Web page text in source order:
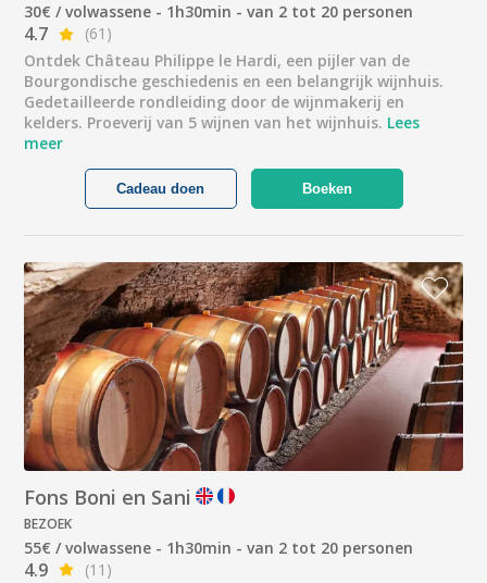
30€ / volwassene - 1h30min - van 2 tot 20 personen
4.7
(61)
Ontdek Château Philippe le Hardi, een pijler van de
Bourgondische geschiedenis en een belangrijk wijnhuis.
Gedetailleerde rondleiding door de wijnmakerij en
kelders. Proeverij van 5 wijnen van het wijnhuis. Lees
meer
Boeken
Cadeau doen
Fons Boni en Sani
BEZOEK
55€ / volwassene - 1h30min - van 2 tot 20 personen
4.9
(11)